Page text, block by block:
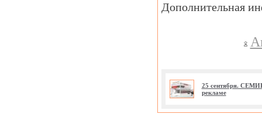
Дополнительная
25 сентября.
рекламе